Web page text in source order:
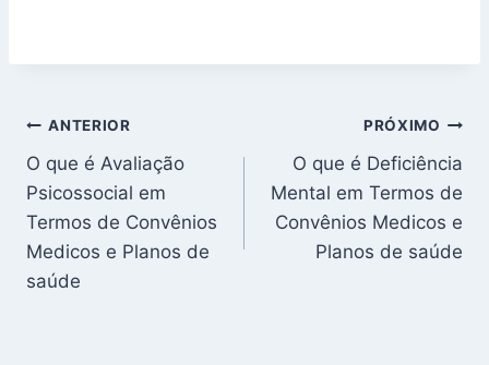
Navegação
de
Post
ANTERIOR
O que é Avaliação
Psicossocial em
Termos de Convênios
Medicos e Planos de
saúde
PRÓXIMO
O que é Deficiência
Mental em Termos de
Convênios Medicos e
Planos de saúde